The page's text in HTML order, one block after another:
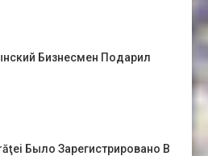
Бизнесмен Подарил
Было Зарегистрировано В